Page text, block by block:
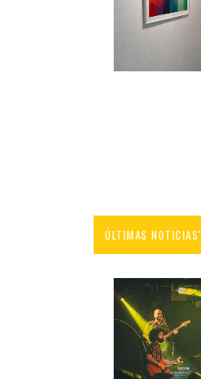
ÚLTIMAS NOTICIAS'